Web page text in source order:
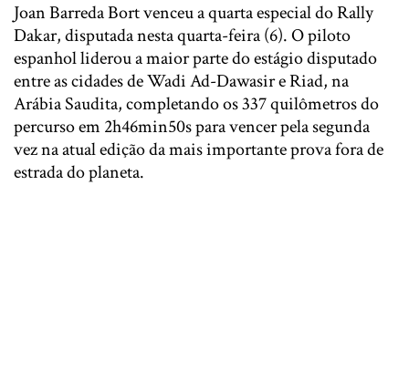
Joan Barreda Bort venceu a quarta especial do Rally
Dakar, disputada nesta quarta-feira (6). O piloto
espanhol liderou a maior parte do estágio disputado
entre as cidades de Wadi Ad-Dawasir e Riad, na
Arábia Saudita, completando os 337 quilômetros do
percurso em 2h46min50s para vencer pela segunda
vez na atual edição da mais importante prova fora de
estrada do planeta.